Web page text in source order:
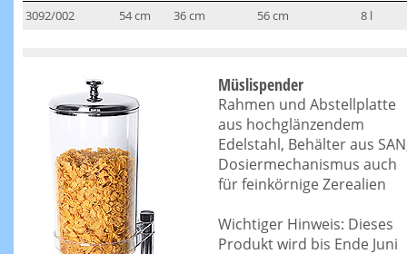
3092/002 54 cm 36 cm 56 cm 8 l
Müslispender
Rahmen und Abstellplatte
aus hochglänzendem
Edelstahl, Behälter aus
Dosiermechanismus auch
für feinkörnige Zerealien
Wichtiger Hinweis: Dieses
Produkt wird bis Ende Juni